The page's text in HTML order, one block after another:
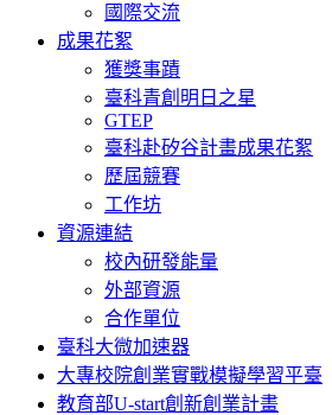
國際交流
成果花絮
獲獎事蹟
臺科青創明日之星
GTEP
臺科赴矽谷計畫成果花絮
歷屆競賽
工作坊
資源連結
校內研發能量
外部資源
合作單位
臺科大微加速器
大專校院創業實戰模擬學習平臺
教育部U-start創新創業計畫